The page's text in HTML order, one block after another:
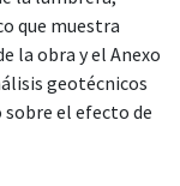
que muestra
la obra y el Anexo
geotécnicos
el efecto de